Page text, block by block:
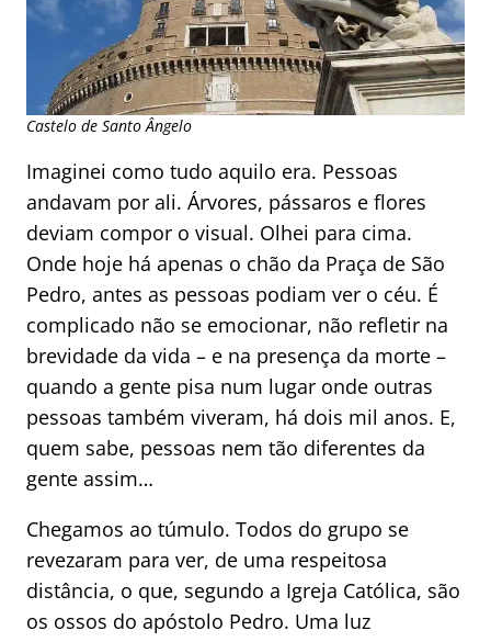
Castelo de Santo Ângelo
Imaginei como tudo aquilo era. Pessoas
andavam por ali. Árvores, pássaros e flores
deviam compor o visual. Olhei para cima.
Onde hoje há apenas o chão da Praça de São
Pedro, antes as pessoas podiam ver o céu. É
complicado não se emocionar, não refletir na
brevidade da vida – e na presença da morte –
quando a gente pisa num lugar onde outras
pessoas também viveram, há dois mil anos. E,
quem sabe, pessoas nem tão diferentes da
gente assim…
Chegamos ao túmulo. Todos do grupo se
revezaram para ver, de uma respeitosa
distância, o que, segundo a Igreja Católica, são
os ossos do apóstolo Pedro. Uma luz